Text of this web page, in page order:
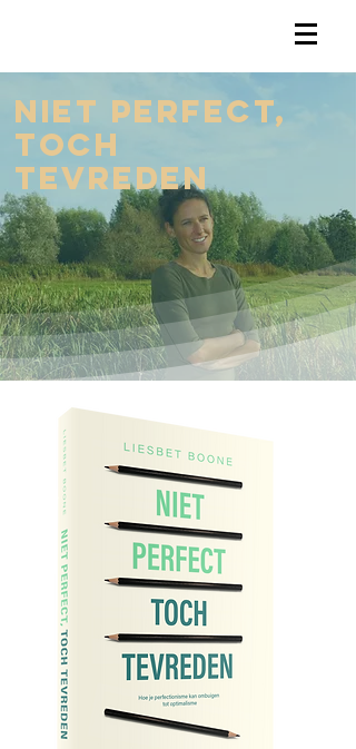
niet perfect,
toch
tevreden